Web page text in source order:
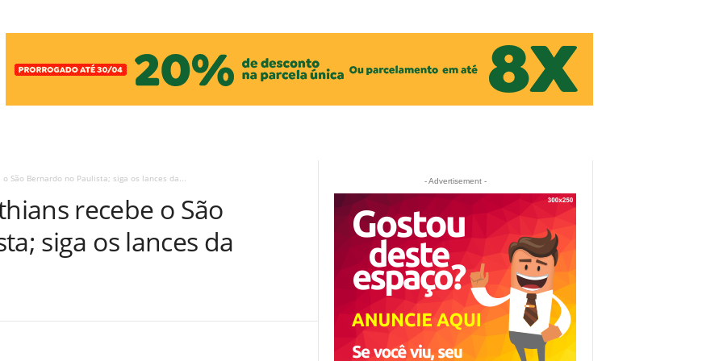
o São Bernardo no Paulista; siga os lances da...
recebe o São
siga os lances da
- Advertisement -